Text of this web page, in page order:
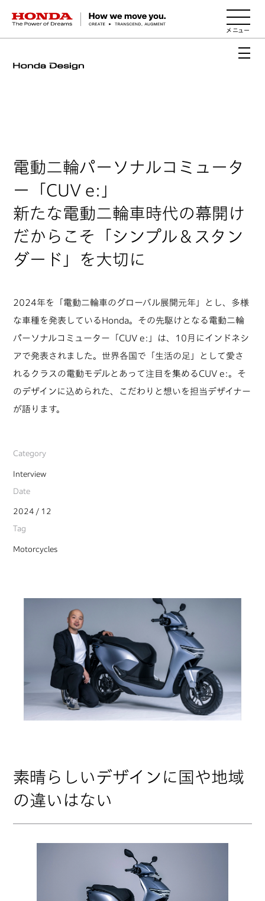
HONDA The Power of Dreams
電動二輪パーソナルコミュータ
ー「CUV e:」
新たな電動二輪車時代の幕開け
だからこそ
「シンプル＆スタン
ダード」を大切に
Category
Interview
Date
2024 / 12
Tag
Motorcycles
2024年を「電動二輪車のグローバル展開元年」とし、多様
な車種を発表しているHonda。その先駆けとなる電動⼆輪
パーソナルコミューター「CUV e:」は、10月にインドネシ
アで発表されました。世界各国で「生活の足」として愛さ
れるクラスの電動モデルとあって注目を集めるCUV e:。そ
のデザインに込められた、こだわりと想いを担当デザイナー
が語ります。
素晴らしいデザインに国や地域
の違いはない